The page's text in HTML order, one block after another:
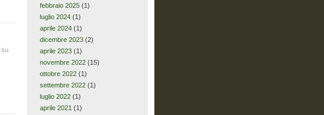
su
febbraio 2025(1)
luglio 2024(1)
aprile 2024(1)
dicembre 2023(2)
aprile 2023(1)
novembre 2022(15)
ottobre 2022(1)
settembre 2022(1)
luglio 2022(1)
aprile 2021 (1)